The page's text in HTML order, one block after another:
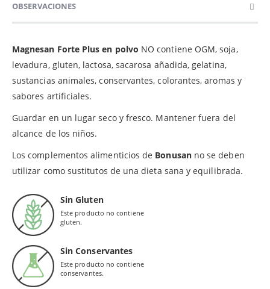
OBSERVACIONES
Magnesan Forte Plus en polvo NO contiene OGM, soja,
levadura, gluten, lactosa, sacarosa añadida, gelatina,
sustancias animales, conservantes, colorantes, aromas y
sabores artificiales.
Guardar en un lugar seco y fresco. Mantener fuera del
alcance de los niños.
Los complementos alimenticios de Bonusanno se deben
utilizar como sustitutos de una dieta sana y equilibrada.
Sin Gluten
Este producto no contiene
gluten.
Sin Conservantes
Este producto no contiene
conservantes.